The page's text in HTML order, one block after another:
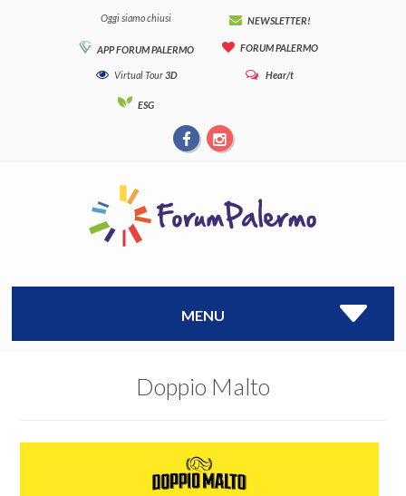
Oggi siamo chiusi NEWSLETTER!
APP FORUM PALERMO FORUM PALERMO
Virtual Tour3D Hear/t
ESG
MENU
Doppio Malto